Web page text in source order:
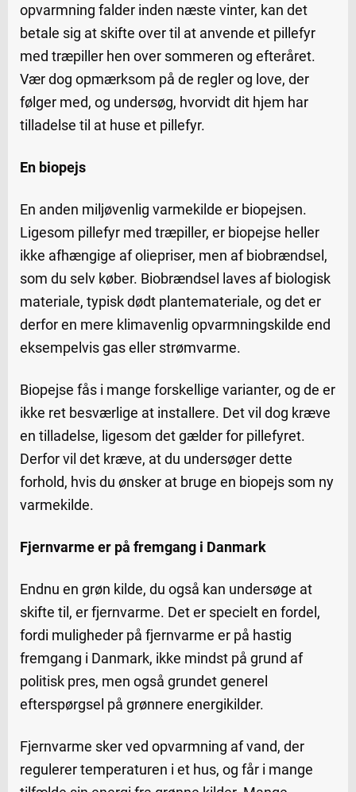
opvarmning falder inden næste vinter, kan det
betale sig at skifte over til at anvende et pillefyr
med træpiller hen over sommeren og efteråret.
Vær dog opmærksom på de regler og love, der
følger med, og undersøg, hvorvidt dit hjem har
tilladelse til at huse et pillefyr.
En biopejs
En anden miljøvenlig varmekilde er biopejsen.
Ligesom pillefyr med træpiller, er biopejse heller
ikke afhængige af oliepriser, men af biobrændsel,
som du selv køber. Biobrændsel laves af biologisk
materiale, typisk dødt plantemateriale, og det er
derfor en mere klimavenlig opvarmningskilde end
eksempelvis gas eller strømvarme.
Biopejse fås i mange forskellige varianter, og de er
ikke ret besværlige at installere. Det vil dog kræve
en tilladelse, ligesom det gælder for pillefyret.
Derfor vil det kræve, at du undersøger dette
forhold, hvis du ønsker at bruge en biopejs som ny
varmekilde.
Fjernvarme er på fremgang i Danmark
Endnu en grøn kilde, du også kan undersøge at
skifte til, er fjernvarme. Det er specielt en fordel,
fordi muligheder på fjernvarme er på hastig
fremgang i Danmark, ikke mindst på grund af
politisk pres, men også grundet generel
efterspørgsel på grønnere energikilder.
Fjernvarme sker ved opvarmning af vand, der
regulerer temperaturen i et hus, og får i mange